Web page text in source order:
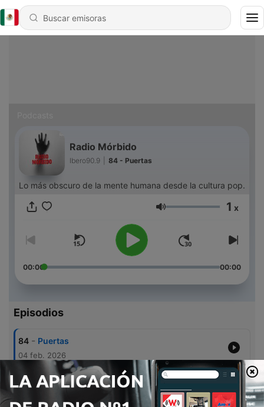
Radio Mórbido
Ibero90.9 84 - Puertas
Lo más obscuro de la mente humana desde la cultura pop.
Volumen 1 x
00:00 00:00
Episodios
84 - Puertas
04 feb. 2026
83 Invierno